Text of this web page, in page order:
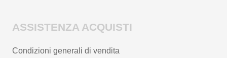
ASSISTENZA ACQUISTI
Condizioni generali di vendita